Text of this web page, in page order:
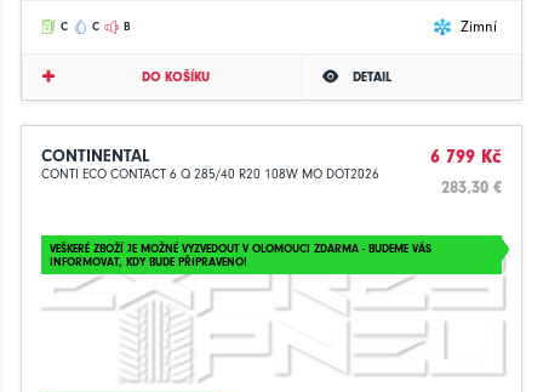
C C B Zimní
DO KOŠÍKU DETAIL
CONTINENTAL
CONTI ECO CONTACT 6 Q 285/40 R20 108W MO DOT2026
6 799 Kč
283.30 €
VEŠKERÉ ZBOŽÍ JE MOŽNÉ VYZVEDOUT V OLOMOUCI ZDARMA - BUDEME VÁS
INFORMOVAT, KDY BUDE PŘIPRAVENO!